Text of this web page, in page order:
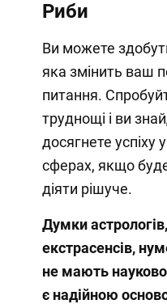
Риби
Ви можете
яка змінить ваш
питання.
труднощі і ви
досягнете успіху
сферах, якщо
діяти рішуче.
Думки
екстрасенсів,
не мають
є надійною